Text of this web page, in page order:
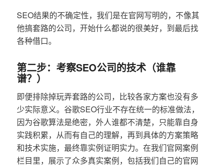
SEO结果的不确定性，我们是在官网写明的，不像其
他搞套路的公司，开始什么都说的很美好，到最后找
各种借口。
第二步：考察SEO公司的技术（谁靠
谱？）
即便排除掉玩弄套路的公司，比较各家方案也没有多
少实际意义。谷歌SEO行业不存在统一的标准做法，
因为谷歌算法是绝密，外人谁都不清楚，只能靠自身
实践积累，从而有自己的理解，再到具体的方案策略
和技术实施，最终靠实例证明实力。在我们官网案例
栏目里，展示了众多真实案例，包括我们自己的官网